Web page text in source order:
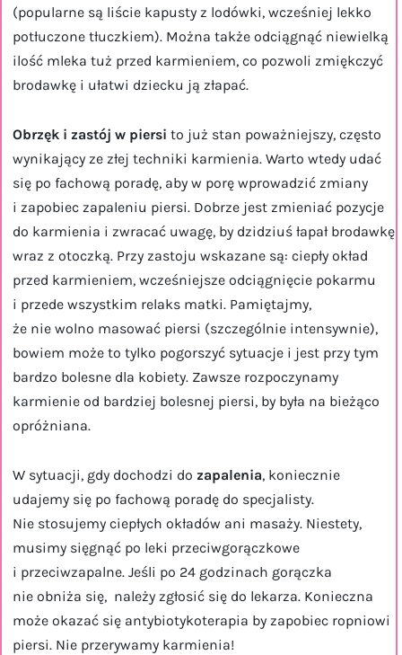
(popularne są liście kapusty z lodówki, wcześniej lekko
potłuczone tłuczkiem). Można także odciągnąć niewielką
ilość mleka tuż przed karmieniem, co pozwoli zmiękczyć
brodawkę i ułatwi dziecku ją złapać.
Obrzęk i zastój w piersi to już stan poważniejszy, często
wynikający ze złej techniki karmienia. Warto wtedy udać
się po fachową poradę, aby w porę wprowadzić zmiany
i zapobiec zapaleniu piersi. Dobrze jest zmieniać pozycje
do karmienia i zwracać uwagę, by dzidziuś łapał brodawkę
wraz z otoczką. Przy zastoju wskazane są: ciepły okład
przed karmieniem, wcześniejsze odciągnięcie pokarmu
i przede wszystkim relaks matki. Pamiętajmy,
że nie wolno masować piersi (szczególnie intensywnie),
bowiem może to tylko pogorszyć sytuacje i jest przy tym
bardzo bolesne dla kobiety. Zawsze rozpoczynamy
karmienie od bardziej bolesnej piersi, by była na bieżąco
opróżniana.
W sytuacji, gdy dochodzi do zapalenia, koniecznie
udajemy się po fachową poradę do specjalisty.
Nie stosujemy ciepłych okładów ani masaży. Niestety,
musimy sięgnąć po leki przeciwgorączkowe
i przeciwzapalne. Jeśli po 24 godzinach gorączka
nie obniża się, należy zgłosić się do lekarza. Konieczna
może okazać się antybiotykoterapia by zapobiec ropniowi
piersi. Nie przerywamy karmienia!